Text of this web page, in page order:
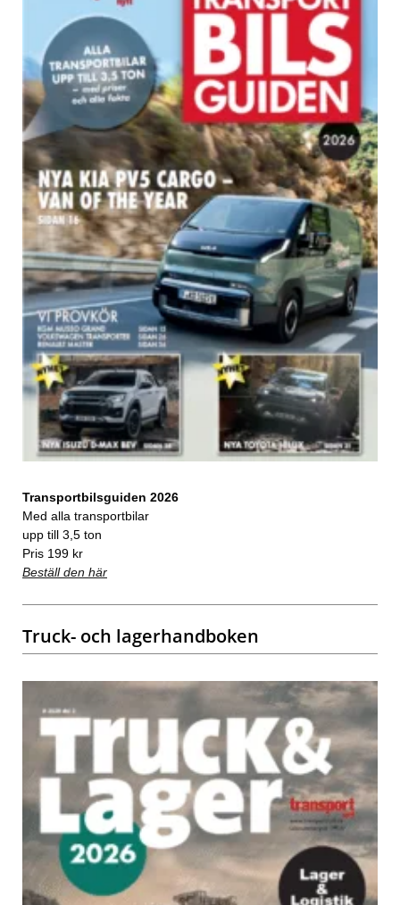
Transportbilsguiden 2026
Med alla transportbilar
upp till 3,5 ton
Pris 199 kr
Beställ den här
Truck- och lagerhandboken